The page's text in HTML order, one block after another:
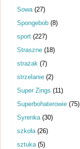
Sowa (27)
Spongebob (8)
sport (227)
Straszne (18)
strażak (7)
strzelanie (2)
Super Zings (11)
Superbohaterowie (75)
Syrenka (30)
szkoła (26)
sztuka (5)